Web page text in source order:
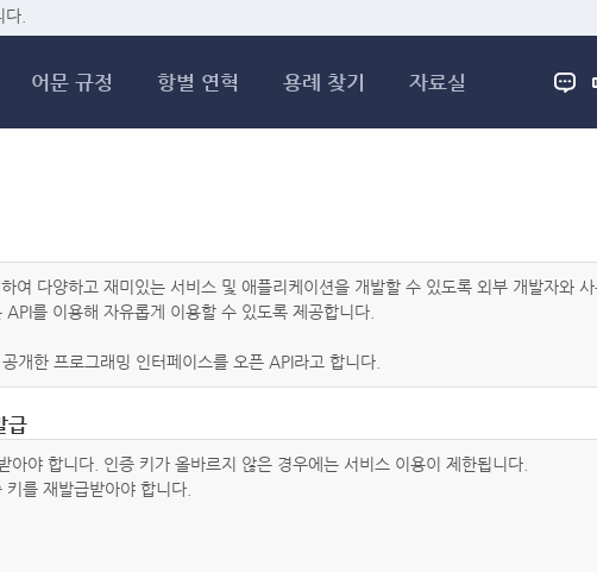
.
어문 규정 항별 연혁 용례 찾기 자료실
여 다양하고 재미있는 서비스 및 애플리케이션을 개발할 수 있도록 외부 개발자와
를 이용해 자유롭게 이용할 수 있도록 제공합니다.
개한 프로그래밍 인터페이스를 오픈 API라고 합니다.
급
야 합니다. 인증 키가 올바르지 않은 경우에는 서비스 이용이 제한됩니다.
를 재발급받아야 합니다.